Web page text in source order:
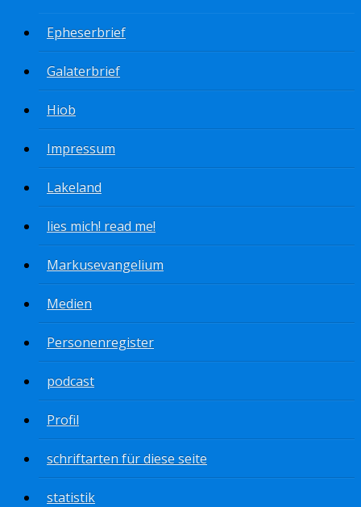
Epheserbrief
Galaterbrief
Hiob
Impressum
Lakeland
lies mich! read me!
Markusevangelium
Medien
Personenregister
podcast
Profil
schriftarten für diese seite
statistik